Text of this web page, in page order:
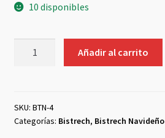
10 disponibles
#4
cantidad
Añadir al carrito
SKU: BTN-4
Categorías: Bistrech, Bistrech Navideño